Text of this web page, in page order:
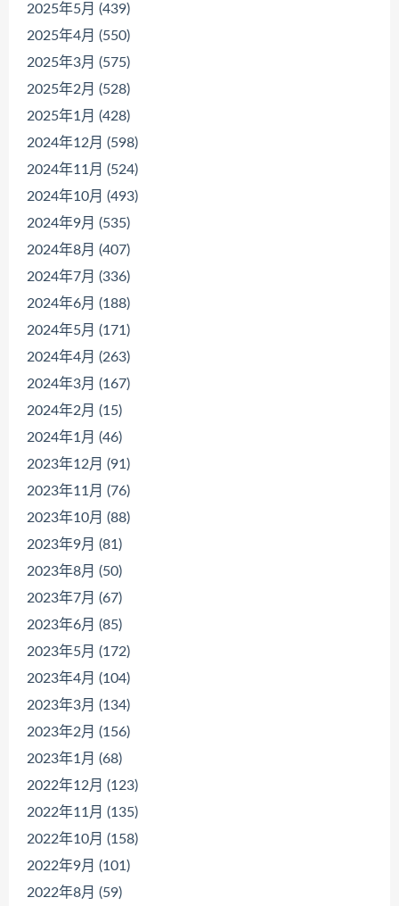
2025年5月 (439)
2025年4月 (550)
2025年3月 (575)
2025年2月 (528)
2025年1月 (428)
2024年12月 (598)
2024年11月 (524)
2024年10月 (493)
2024年9月 (535)
2024年8月 (407)
2024年7月 (336)
2024年6月 (188)
2024年5月 (171)
2024年4月 (263)
2024年3月 (167)
2024年2月 (15)
2024年1月 (46)
2023年12月 (91)
2023年11月 (76)
2023年10月 (88)
2023年9月 (81)
2023年8月 (50)
2023年7月 (67)
2023年6月 (85)
2023年5月 (172)
2023年4月 (104)
2023年3月 (134)
2023年2月 (156)
2023年1月 (68)
2022年12月 (123)
2022年11月 (135)
2022年10月 (158)
2022年9月 (101)
2022年8月 (59)